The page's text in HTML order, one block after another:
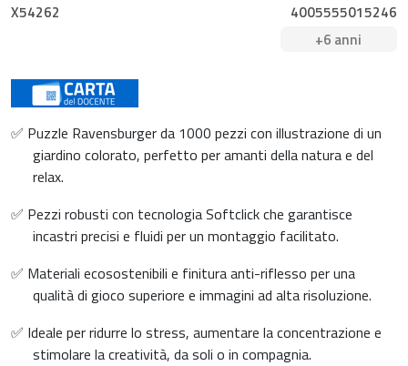
X54262
4005555015246
+6 anni
✅ Puzzle Ravensburger da 1000 pezzi con illustrazione di un
giardino colorato, perfetto per amanti della natura e del
relax.
✅ Pezzi robusti con tecnologia Softclick che garantisce
incastri precisi e fluidi per un montaggio facilitato.
✅ Materiali ecosostenibili e finitura anti-riflesso per una
qualità di gioco superiore e immagini ad alta risoluzione.
✅ Ideale per ridurre lo stress, aumentare la concentrazione e
stimolare la creatività, da soli o in compagnia.